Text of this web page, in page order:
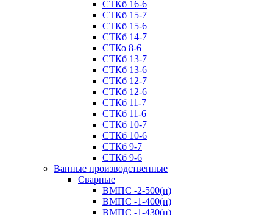
СТКб 16-6
СТКб 15-7
СТКб 15-6
СТКб 14-7
СТКо 8-6
СТКб 13-7
СТКб 13-6
СТКб 12-7
СТКб 12-6
СТКб 11-7
СТКб 11-6
СТКб 10-7
СТКб 10-6
СТКб 9-7
СТКб 9-6
Ванные производственные
Cварные
ВМПС -2-500(н)
ВМПС -1-400(н)
ВМПС -1-430(н)